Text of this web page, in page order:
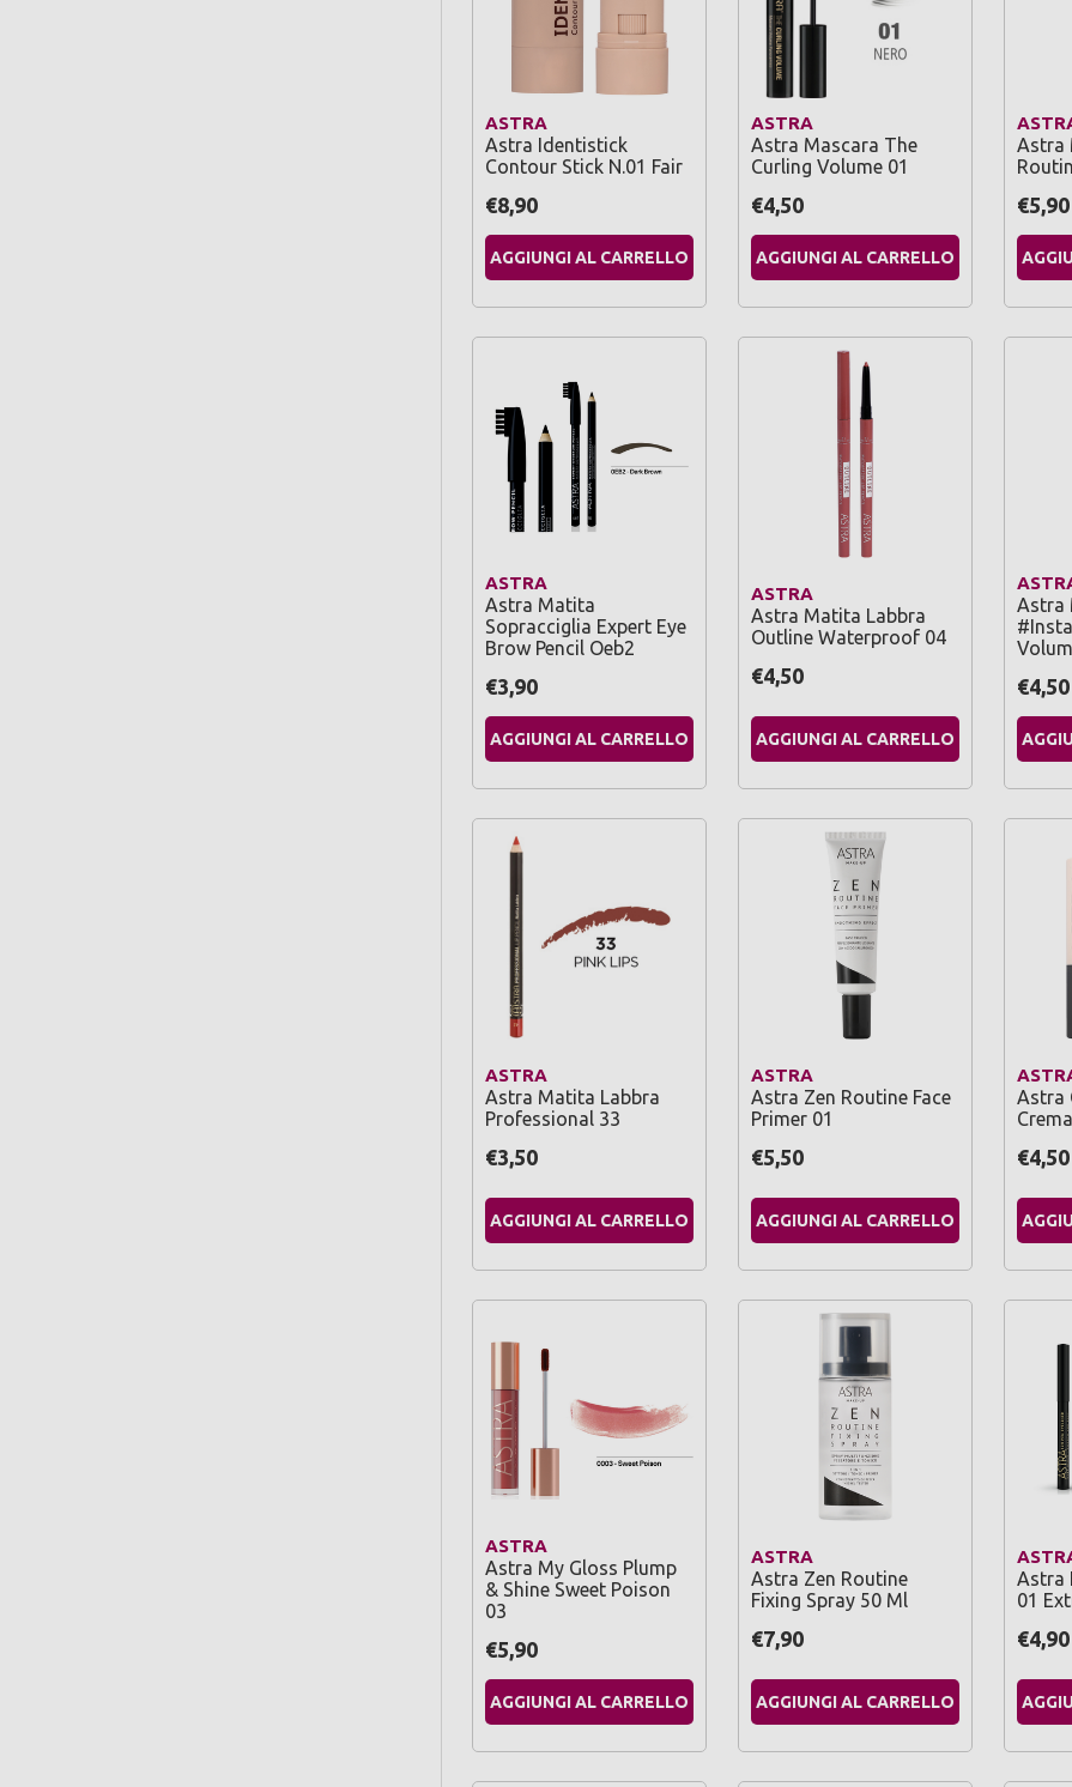
ASTRA
Astra Identistick
Contour Stick N.01 Fair
€8,90
AGGIUNGI AL CARRELLO
ASTRA
Astra Mascara The
Curling Volume 01
€4,50
AGGIUNGI AL CARRELLO
Astra
€5,90
ASTRA
Astra Matita
Sopracciglia Expert Eye
Brow Pencil Oeb2
€3,90
AGGIUNGI AL CARRELLO
ASTRA
Astra Matita Labbra
Outline Waterproof 04
€4,50
AGGIUNGI AL CARRELLO
Astra
€4,50
ASTRA
Astra Matita Labbra
Professional 33
€3,50
AGGIUNGI AL CARRELLO
ASTRA
Astra Zen Routine Face
Primer 01
€5,50
AGGIUNGI AL CARRELLO
Astra
€4,50
ASTRA
Astra My Gloss Plump
& Shine Sweet Poison
03
€5,90
AGGIUNGI AL CARRELLO
ASTRA
Astra Zen Routine
Fixing Spray 50 Ml
€7,90
AGGIUNGI AL CARRELLO
Astra
01
€4,90